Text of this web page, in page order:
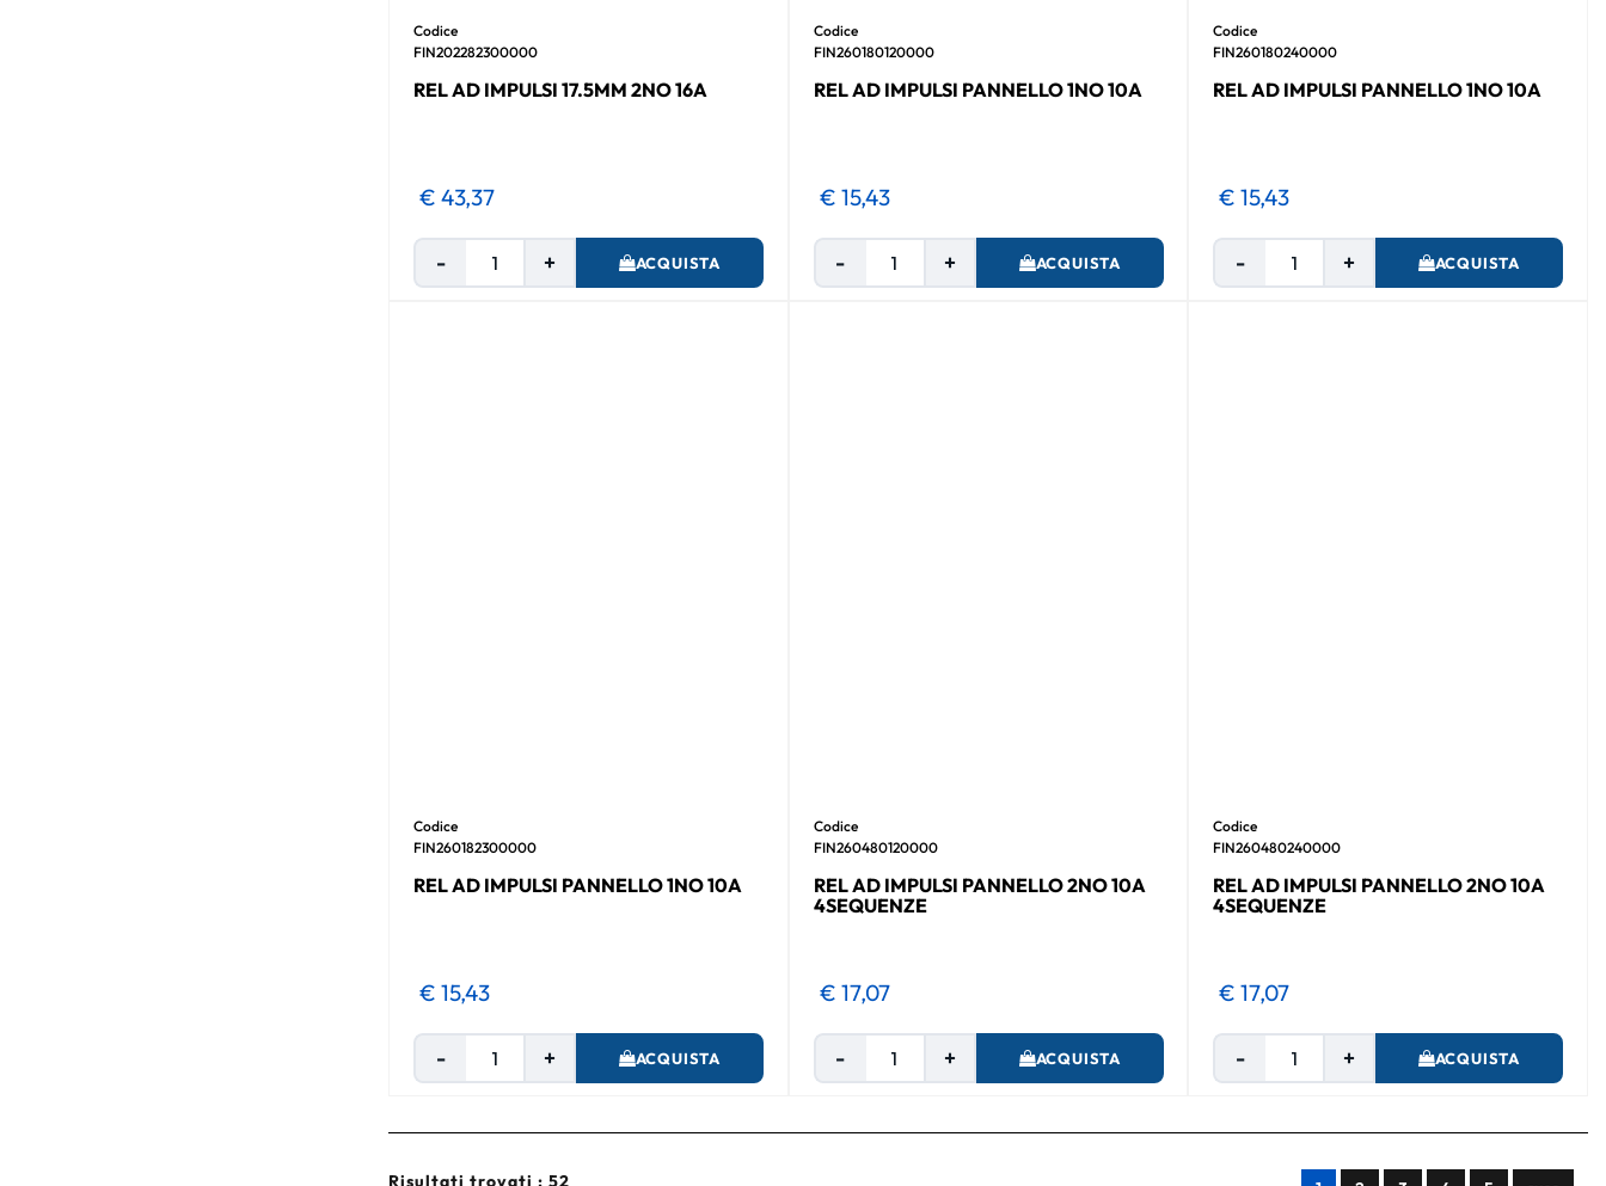
Codice
FIN202282300000
REL AD IMPULSI 17.5MM 2NO 16A
€ 43,37
Quantità ACQUISTA
Codice
FIN260180120000
REL AD IMPULSI PANNELLO 1NO 10A
€ 15,43
Quantità ACQUISTA
Codice
FIN260180240000
REL AD IMPULSI PANNELLO 1NO 10A
€ 15,43
Quantità ACQUISTA
Codice
FIN260182300000
REL AD IMPULSI PANNELLO 1NO 10A
€ 15,43
Quantità ACQUISTA
Codice
FIN260480120000
REL AD IMPULSI PANNELLO 2NO 10A
4SEQUENZE
€ 17,07
Quantità ACQUISTA
Codice
FIN260480240000
REL AD IMPULSI PANNELLO 2NO 10A
4SEQUENZE
€ 17,07
Quantità ACQUISTA
Risultati trovati : 52